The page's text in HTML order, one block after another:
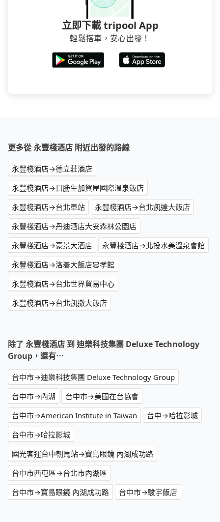
立即下載 tripool App
輕鬆搭車，安心出發！
更多從 永豐棧酒店 附近出發的路線
永豐棧酒店→德立莊酒店
永豐棧酒店→日勝生加賀屋國際溫泉飯店
永豐棧酒店→台北車站
永豐棧酒店→台北凱達大飯店
永豐棧酒店→丹迪酒店大安森林公園店
永豐棧酒店→豪景大酒店
永豐棧酒店→北投水美溫泉會館
永豐棧酒店→洛碁大飯店忠孝館
永豐棧酒店→台北世界貿易中心
永豐棧酒店→台北凱撒大飯店
除了 永豐棧酒店 到 迪樂科技集團 Deluxe Technology
Group，還有⋯
台中市→迪樂科技集團 Deluxe Technology Group
台中市→內湖
台中市→美國在台協會
台中市→American Institute in Taiwan
台中→哈拉影城
台中市→哈拉影城
國光客運台中朝馬站→寶島眼鏡 內湖成功路
台中市西屯區→台北市內湖區
台中市→寶島眼鏡 內湖成功路
台中市→駿宇飯店